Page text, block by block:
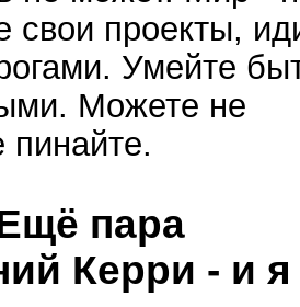
свои проекты,
Умейте
Можете не
пинайте.
пара
Керри - и я